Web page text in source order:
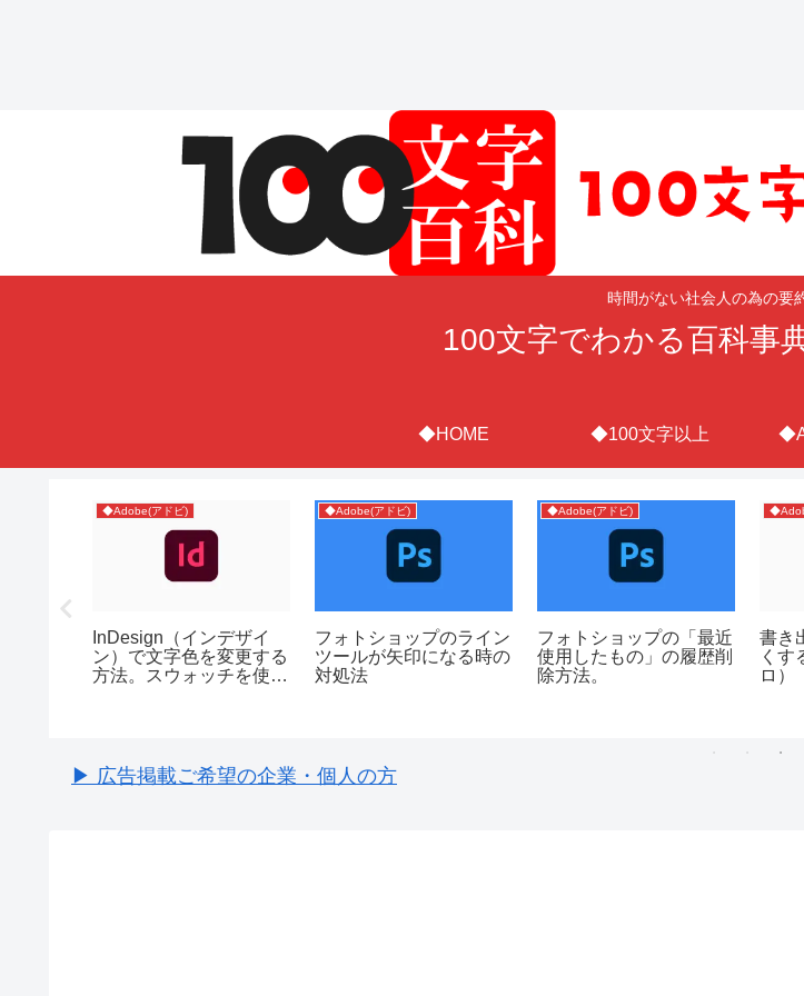
時間がない社会人の為の要
100文字でわかる百科事
◆HOME ◆100文字以上
◆Adobe(アドビ)
InDesign（インデザイ
ン）で文字色を変更する
方法。スウォッチを使お
◆Adobe(アドビ)
フォトショップのライン
ツールが矢印になる時の
対処法
◆Adobe(アドビ)
フォトショップの「最近
使用したもの」の履歴削
除方法。
書き
くす
ロ）
▶ 広告掲載ご希望の企業・個人の方